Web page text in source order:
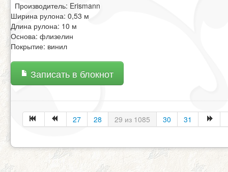
Производитель: Erismann
Ширина рулона: 0,53 м
Длина рулона: 10 м
Основа: флизелин
Покрытие: винил
Записать в блокнот
27 28 29 из 1085 30 31